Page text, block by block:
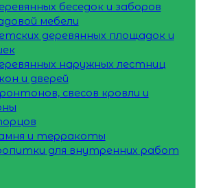
беседок и заборов
мебели
деревянных площадок и
наружных лестниц
и дверей
свесов кровли и
и терракоты
для внутренних работ